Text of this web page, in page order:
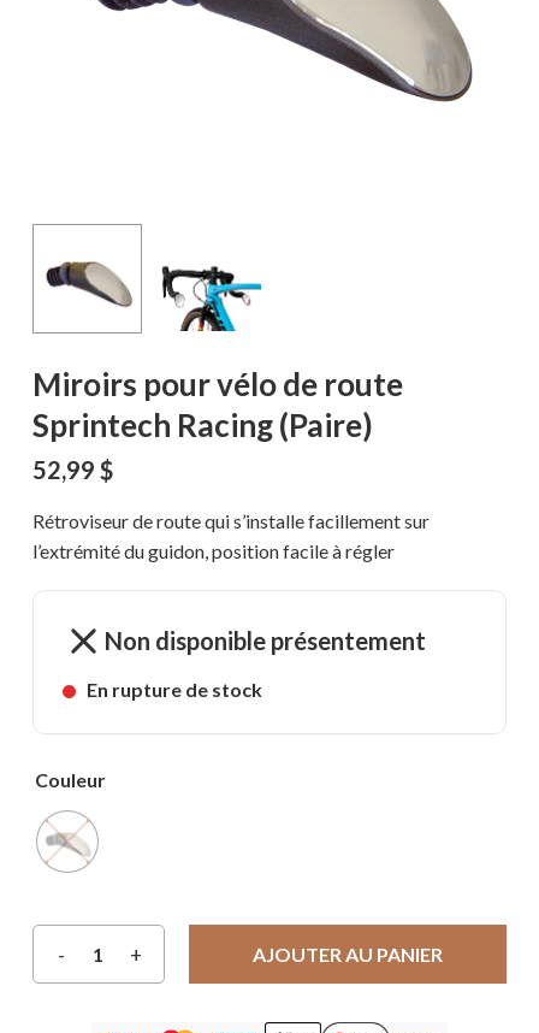
Miroirs pour vélo de route
Sprintech Racing (Paire)
52,99 $
Rétroviseur de route qui s’installe facillement sur
l’extrémité du guidon, position facile à régler
Non disponible présentement
En rupture de stock
Couleur
AJOUTER AU PANIER